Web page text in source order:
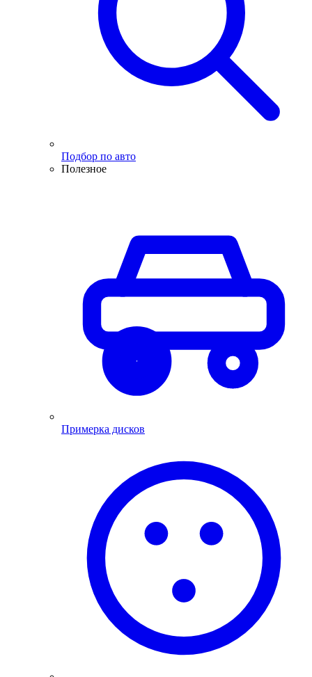
Подбор по авто
Полезное
Примерка дисков